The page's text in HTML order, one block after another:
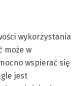
wykorzystania
może w
wspierać się
jest